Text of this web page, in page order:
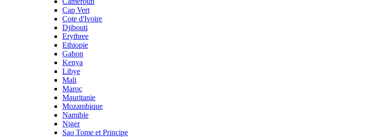
Cap Vert
Cote d'Ivoire
Djibouti
Erythree
Ethiopie
Gabon
Kenya
Libye
Mali
Maroc
Mauritanie
Mozambique
Namibie
Niger
Sao Tome et Principe